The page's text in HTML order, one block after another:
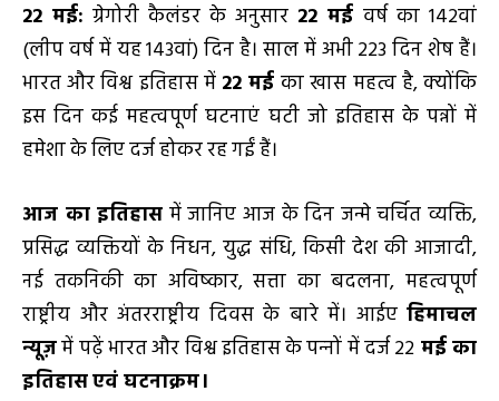
22 मई: ग्रेगोरी कैलंडर के अनुसार 22 मई वर्ष का 142वां
(लीप वर्ष में यह 143वां) दिन है। साल में अभी 223 दिन शेष हैं।
भारत और विश्व इतिहास में 22 मईका खास महत्व है, क्योंकि
इस दिन कई महत्वपूर्ण घटनाएं घटी जो इतिहास के पन्नों में
हमेशा के लिए दर्ज होकर रह गईं हैं।
आज का इतिहास में जानिए आज के दिन जन्मे चर्चित व्यक्ति,
प्रसिद्ध व्यक्तियों के निधन, युद्ध संधि, किसी देश की आजादी,
नई तकनिकी का अविष्कार, सत्ता का बदलना, महत्वपूर्ण
राष्ट्रीय और अंतरराष्ट्रीय दिवस के बारे में। आईए हिमाचल
न्यूज़में पढ़ें भारत और विश्व इतिहास के पन्‍नों में दर्ज 22 मई का
इतिहासएवं घटनाक्रम।